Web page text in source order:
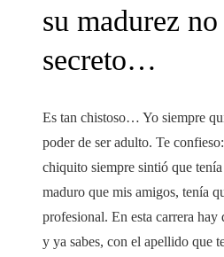
su madurez
secreto…
Es tan chistoso… Yo siempre
poder de ser adulto. Te
chiquito siempre sintió que tenía
maduro que mis amigos, tenía
profesional. En esta carrera hay
y ya sabes, con el apellido que